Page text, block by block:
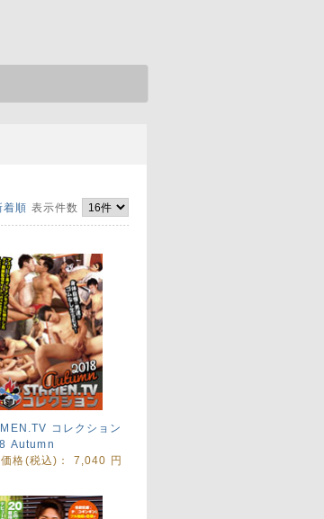
着順 表示件数
コレクション
Autumn
格(税込)： 7,040 円